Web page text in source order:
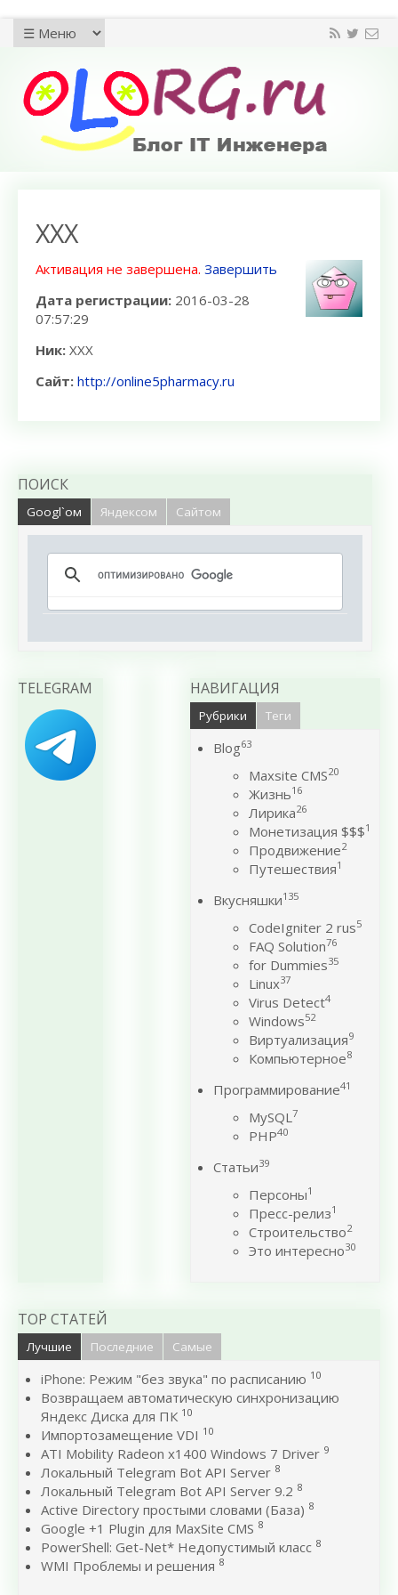
XXX
Активация не завершена. Завершить
Дата регистрации: 2016-03-28
07:57:29
Ник: XXX
Сайт: http://online5pharmacy.ru
ПОИСК
Googl`ом Яндексом Сайтом
TELEGRAM НАВИГАЦИЯ
Рубрики Теги
Blog63
Maxsite CMS20
Жизнь16
Лирика26
Монетизация $$$1
Продвижение2
Путешествия1
Вкусняшки135
CodeIgniter 2 rus5
FAQ Solution76
for Dummies35
Linux37
Virus Detect4
Windows52
Виртуализация9
Компьютерное8
Программирование41
MySQL7
PHP40
Статьи39
Персоны1
Пресс-релиз1
Строительство2
Это интересно30
TOP СТАТЕЙ
Лучшие Последние Самые
iPhone: Режим "без звука" по расписанию 10
Возвращаем автоматическую синхронизацию
Яндекс Диска для ПК 10
Импортозамещение VDI 10
ATI Mobility Radeon x1400 Windows 7 Driver 9
Локальный Telegram Bot API Server 8
Локальный Telegram Bot API Server 9.2 8
Active Directory простыми словами (База) 8
Google +1 Plugin для MaxSite CMS 8
PowerShell: Get-Net* Недопустимый класс 8
WMI Проблемы и решения 8